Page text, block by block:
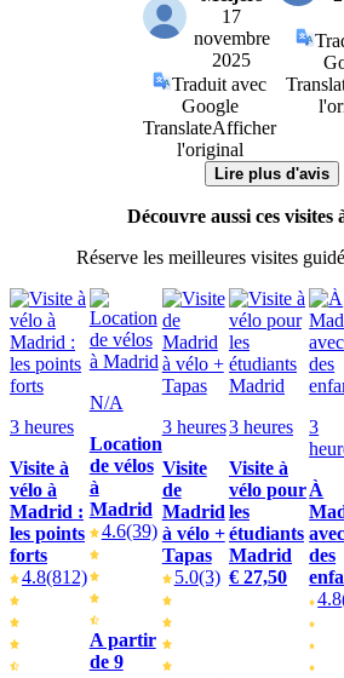
17
novembre
2025
Traduit avec
Google
TranslateAfficher
l'original
Lire plus d'avis
Découvre aussi ces
Réserve les meilleures visites
3 heures
Visite à
vélo à
Madrid :
les points
forts
4.8(812)
N/A
Location
de vélos
à
Madrid
4.6(39)
A partir
de 9
3 heures
Visite
de
Madrid
à vélo +
Tapas
5.0(3)
3 heures
Visite à
vélo pour
les
étudiants
Madrid
€ 27,50
3
À
avec
des
4.8